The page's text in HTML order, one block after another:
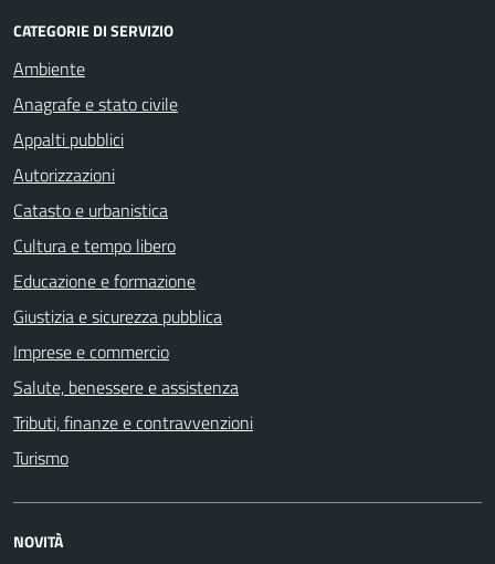
CATEGORIE DI SERVIZIO
Ambiente
Anagrafe e stato civile
Appalti pubblici
Autorizzazioni
Catasto e urbanistica
Cultura e tempo libero
Educazione e formazione
Giustizia e sicurezza pubblica
Imprese e commercio
Salute, benessere e assistenza
Tributi, finanze e contravvenzioni
Turismo
NOVITÀ